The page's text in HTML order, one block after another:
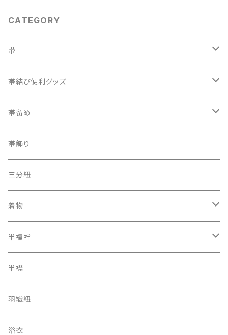
CATEGORY
帯
織兵児帯
半幅帯
夏帯
京袋帯
レトロ、アンティーク
帯結び便利グッズ
カラー三重紐
自装用カラー三重紐
レーシーちゃん
帯留め
古布
その他
帯飾り
三分紐
着物
オリジナルキモノ
アンティーク レトロ
半襦袢
二部式長襦袢
半襟
羽織紐
浴衣